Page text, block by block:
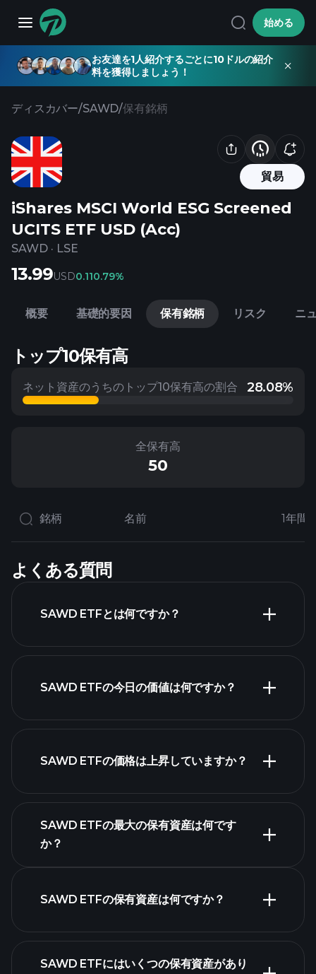
始める
お友達を1人紹介するごとに10ドルの紹介
料を獲得しましょう！
ディスカバー/SAWD/保有銘柄
貿易
iShares MSCI World ESG Screened
UCITS ETF USD (Acc)
SAWD · LSE
13.99USD0.110.79%
概要 基礎的要因 保有銘柄 リスク ニ
トップ10保有高
ネット資産のうちのトップ10保有高の割合 28.08%
全保有高
50
銘柄 名前 1年間
よくある質問
SAWD ETFとは何ですか？
SAWD ETFの今日の価値は何ですか？
高度なチャート
SAWD ETFの価格は上昇していますか？
SAWD ETFの最大の保有資産は何です
か？
SAWD ETFの保有資産は何ですか？
SAWD ETFにはいくつの保有資産があり